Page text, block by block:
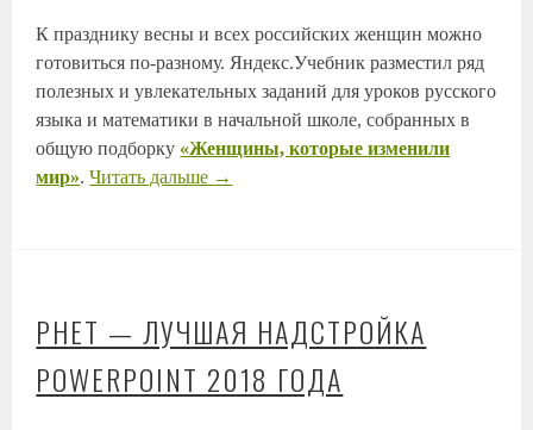
К празднику весны и всех российских женщин можно
готовиться по-разному. Яндекс.Учебник разместил ряд
полезных и увлекательных заданий для уроков русского
языка и математики в начальной школе, собранных в
общую подборку «Женщины, которые изменили
мир».Читать дальше →
PHET — ЛУЧШАЯ НАДСТРОЙКА
POWERPOINT 2018 ГОДА